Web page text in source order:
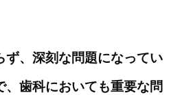
ず、深刻な問題になってい
、歯科においても重要な問